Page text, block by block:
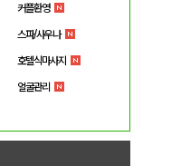
커플환영
스파/사우나
호텔식마사지
얼굴관리